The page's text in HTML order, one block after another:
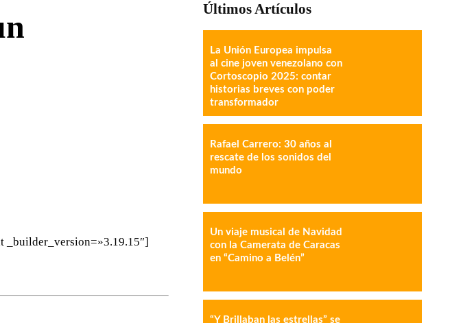
_builder_version=»3.19.15″]
Últimos Artículos
La Unión Europea impulsa
al cine joven venezolano con
Cortoscopio 2025: contar
historias breves con poder
transformador
Rafael Carrero: 30 años al
rescate de los sonidos del
mundo
Un viaje musical de Navidad
con la Camerata de Caracas
en “Camino a Belén”
“Y Brillaban las estrellas” se